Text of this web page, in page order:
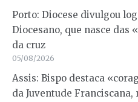
Porto: Diocese divulgou
Diocesano, que nasce das
da cruz
05/08/2026
Assis: Bispo destaca
da Juventude